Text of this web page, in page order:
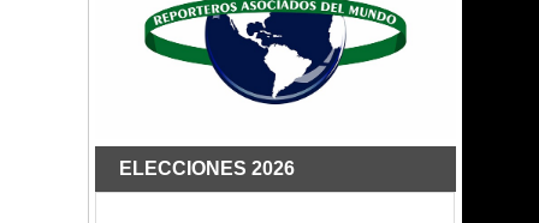
ELECCIONES 2026